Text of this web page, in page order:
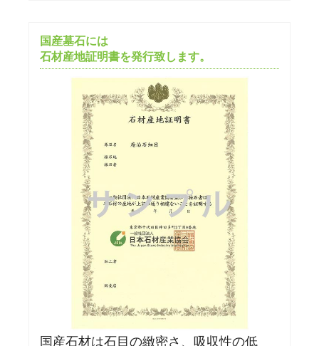
国産墓石には
石材産地証明書を発行致します。
国産石材は石目の緻密さ、吸収性の低